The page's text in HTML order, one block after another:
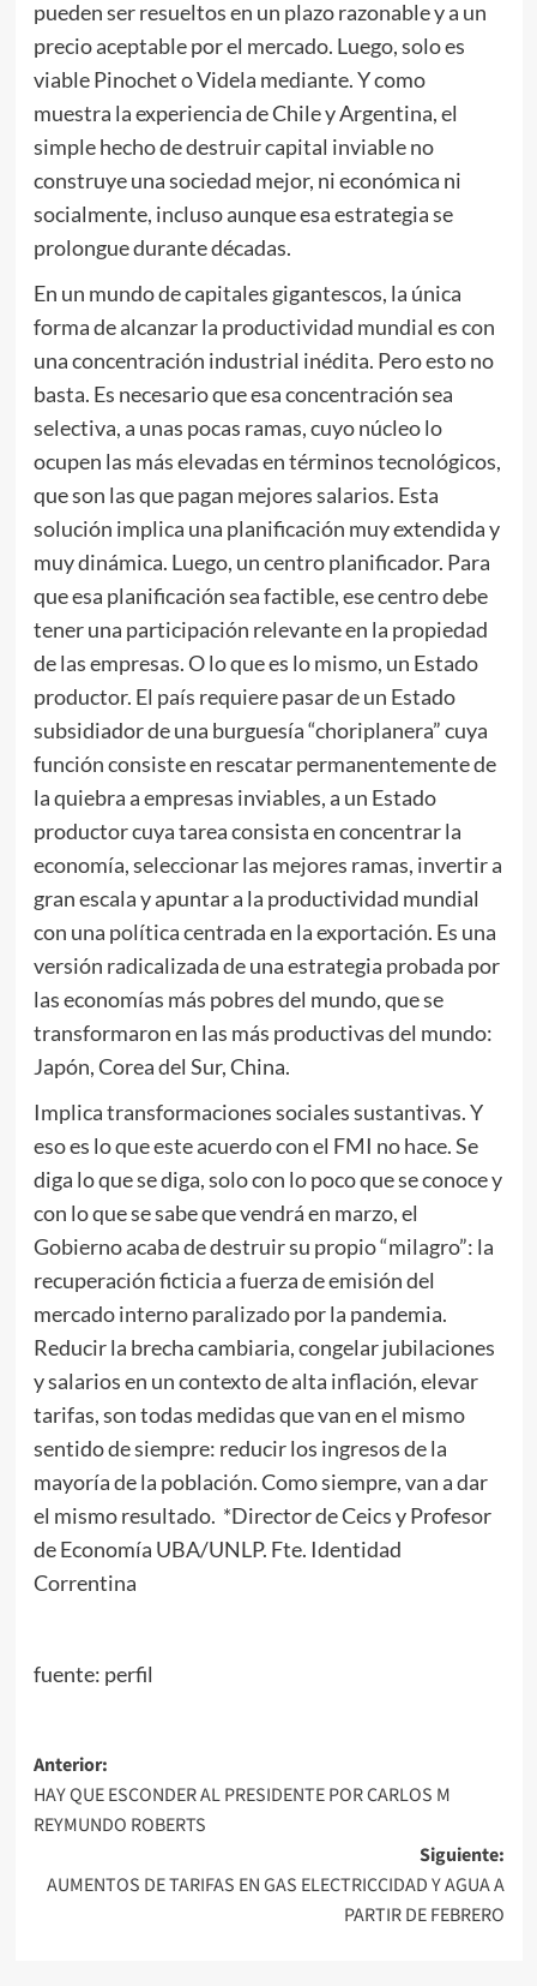
pueden ser resueltos en un plazo razonable y a un
precio aceptable por el mercado. Luego, solo es
viable Pinochet o Videla mediante. Y como
muestra la experiencia de Chile y Argentina, el
simple hecho de destruir capital inviable no
construye una sociedad mejor, ni económica ni
socialmente, incluso aunque esa estrategia se
prolongue durante décadas.
En un mundo de capitales gigantescos, la única
forma de alcanzar la productividad mundial es con
una concentración industrial inédita. Pero esto no
basta. Es necesario que esa concentración sea
selectiva, a unas pocas ramas, cuyo núcleo lo
ocupen las más elevadas en términos tecnológicos,
que son las que pagan mejores salarios. Esta
solución implica una planificación muy extendida y
muy dinámica. Luego, un centro planificador. Para
que esa planificación sea factible, ese centro debe
tener una participación relevante en la propiedad
de las empresas. O lo que es lo mismo, un Estado
productor. El país requiere pasar de un Estado
subsidiador de una burguesía “choriplanera” cuya
función consiste en rescatar permanentemente de
la quiebra a empresas inviables, a un Estado
productor cuya tarea consista en concentrar la
economía, seleccionar las mejores ramas, invertir a
gran escala y apuntar a la productividad mundial
con una política centrada en la exportación. Es una
versión radicalizada de una estrategia probada por
las economías más pobres del mundo, que se
transformaron en las más productivas del mundo:
Japón, Corea del Sur, China.
Implica transformaciones sociales sustantivas. Y
eso es lo que este acuerdo con el FMI no hace. Se
diga lo que se diga, solo con lo poco que se conoce y
con lo que se sabe que vendrá en marzo, el
Gobierno acaba de destruir su propio “milagro”: la
recuperación ficticia a fuerza de emisión del
mercado interno paralizado por la pandemia.
Reducir la brecha cambiaria, congelar jubilaciones
y salarios en un contexto de alta inflación, elevar
tarifas, son todas medidas que van en el mismo
sentido de siempre: reducir los ingresos de la
mayoría de la población. Como siempre, van a dar
el mismo resultado. *Director de Ceics y Profesor
de Economía UBA/UNLP. Fte. Identidad
Correntina
fuente: perfil
Navegación
de
Anterior:
HAY QUE ESCONDER AL PRESIDENTE POR CARLOS M
REYMUNDO ROBERTS
Siguiente:
AUMENTOS DE TARIFAS EN GAS ELECTRICCIDAD Y AGUA A
PARTIR DE FEBRERO